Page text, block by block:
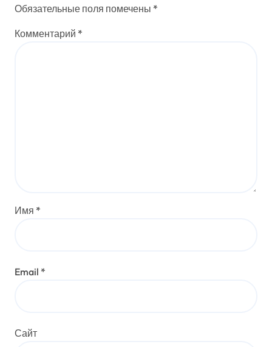
Обязательные поля помечены *
Комментарий *
Имя *
Email *
Сайт